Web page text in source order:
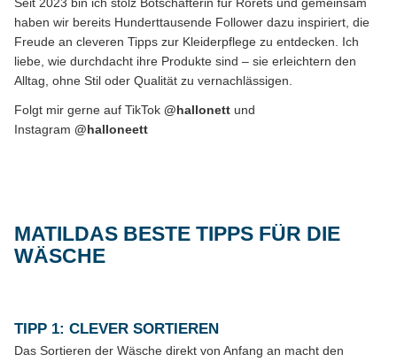
Seit 2023 bin ich stolz Botschafterin für Rörets und gemeinsam
haben wir bereits Hunderttausende Follower dazu inspiriert, die
Freude an cleveren Tipps zur Kleiderpflege zu entdecken. Ich
liebe, wie durchdacht ihre Produkte sind – sie erleichtern den
Alltag, ohne Stil oder Qualität zu vernachlässigen.
Folgt mir gerne auf TikTok @hallonett und
Instagram @halloneett
MATILDAS BESTE TIPPS FÜR DIE
WÄSCHE
TIPP 1: CLEVER SORTIEREN
Das Sortieren der Wäsche direkt von Anfang an macht den